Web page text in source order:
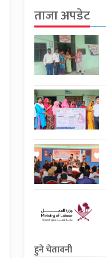
ताजा अपडेट
हुने चेतावनी